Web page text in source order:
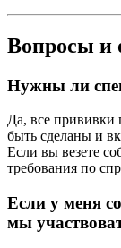
Вопросы и
Нужны ли
Да, все прививки
быть сделаны и
Если вы везете
требования по
Если у меня
мы